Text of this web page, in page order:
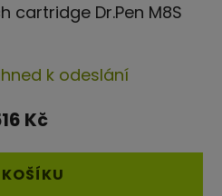
cartridge Dr.Pen M8S
hodnocení
produktu
5,0
k odeslání
Kč